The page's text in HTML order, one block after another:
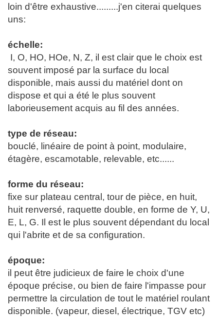
loin d'être exhaustive.........j'en citerai quelques
uns:
échelle:
I, O, HO, HOe, N, Z, il est clair que le choix est
souvent imposé par la surface du local
disponible, mais aussi du matériel dont on
dispose et qui a été le plus souvent
laborieusement acquis au fil des années.
type de réseau:
bouclé, linéaire de point à point, modulaire,
étagère, escamotable, relevable, etc......
forme du réseau:
fixe sur plateau central, tour de pièce, en huit,
huit renversé, raquette double, en forme de Y, U,
E, L, G. Il est le plus souvent dépendant du local
qui l'abrite et de sa configuration.
époque:
il peut être judicieux de faire le choix d'une
époque précise, ou bien de faire l'impasse pour
permettre la circulation de tout le matériel roulant
disponible. (vapeur, diesel, électrique, TGV etc)